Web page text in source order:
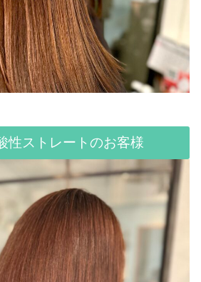
性ストレートのお客様